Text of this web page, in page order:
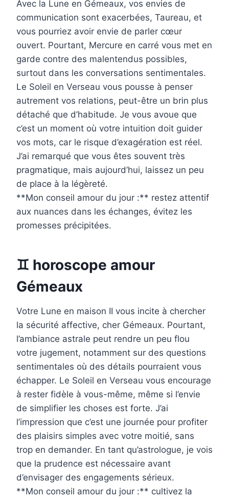
Avec la Lune en Gémeaux, vos envies de
communication sont exacerbées, Taureau, et
vous pourriez avoir envie de parler cœur
ouvert. Pourtant, Mercure en carré vous met en
garde contre des malentendus possibles,
surtout dans les conversations sentimentales.
Le Soleil en Verseau vous pousse à penser
autrement vos relations, peut-être un brin plus
détaché que d’habitude. Je vous avoue que
c’est un moment où votre intuition doit guider
vos mots, car le risque d’exagération est réel.
J’ai remarqué que vous êtes souvent très
pragmatique, mais aujourd’hui, laissez un peu
de place à la légèreté.
**Mon conseil amour du jour :** restez attentif
aux nuances dans les échanges, évitez les
promesses précipitées.
♊ horoscope amour
Gémeaux
Votre Lune en maison II vous incite à chercher
la sécurité affective, cher Gémeaux. Pourtant,
l’ambiance astrale peut rendre un peu flou
votre jugement, notamment sur des questions
sentimentales où des détails pourraient vous
échapper. Le Soleil en Verseau vous encourage
à rester fidèle à vous-même, même si l’envie
de simplifier les choses est forte. J’ai
l’impression que c’est une journée pour profiter
des plaisirs simples avec votre moitié, sans
trop en demander. En tant qu’astrologue, je vois
que la prudence est nécessaire avant
d’envisager des engagements sérieux.
**Mon conseil amour du jour :** cultivez la